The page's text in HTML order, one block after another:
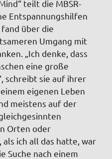
teilt die MBSR-
Entspannungshilfen
über die
Umgang mit
„Ich denke, dass
eine große
schreibt sie auf ihrer
eigenen Leben
meistens auf der
Orten oder
ich all das hatte, war
Suche nach einem